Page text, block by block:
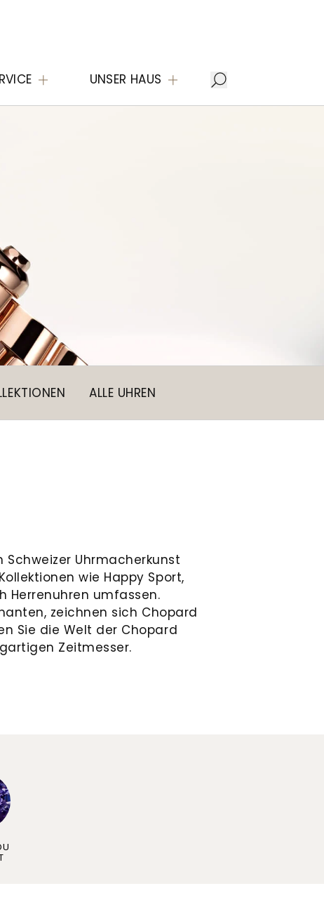
UNSER HAUS
ALLE UHREN
Schweizer Uhrmacherkunst
wie Happy Sport,
Herrenuhren umfassen.
zeichnen sich Chopard
Sie die Welt der Chopard
Zeitmesser.